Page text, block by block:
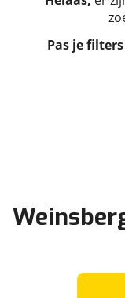
Pas je